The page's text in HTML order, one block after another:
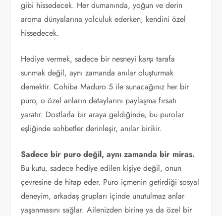
gibi hissedecek. Her dumanında, yoğun ve derin
aroma dünyalarına yolculuk ederken, kendini özel
hissedecek.
Hediye vermek, sadece bir nesneyi karşı tarafa
sunmak değil, aynı zamanda anılar oluşturmak
demektir. Cohiba Maduro 5 ile sunacağınız her bir
puro, o özel anların detaylarını paylaşma fırsatı
yaratır. Dostlarla bir araya geldiğinde, bu purolar
eşliğinde sohbetler derinleşir, anılar birikir.
Sadece bir puro değil, aynı zamanda bir miras.
Bu kutu, sadece hediye edilen kişiye değil, onun
çevresine de hitap eder. Puro içmenin getirdiği sosyal
deneyim, arkadaş grupları içinde unutulmaz anlar
yaşanmasını sağlar. Ailenizden birine ya da özel bir